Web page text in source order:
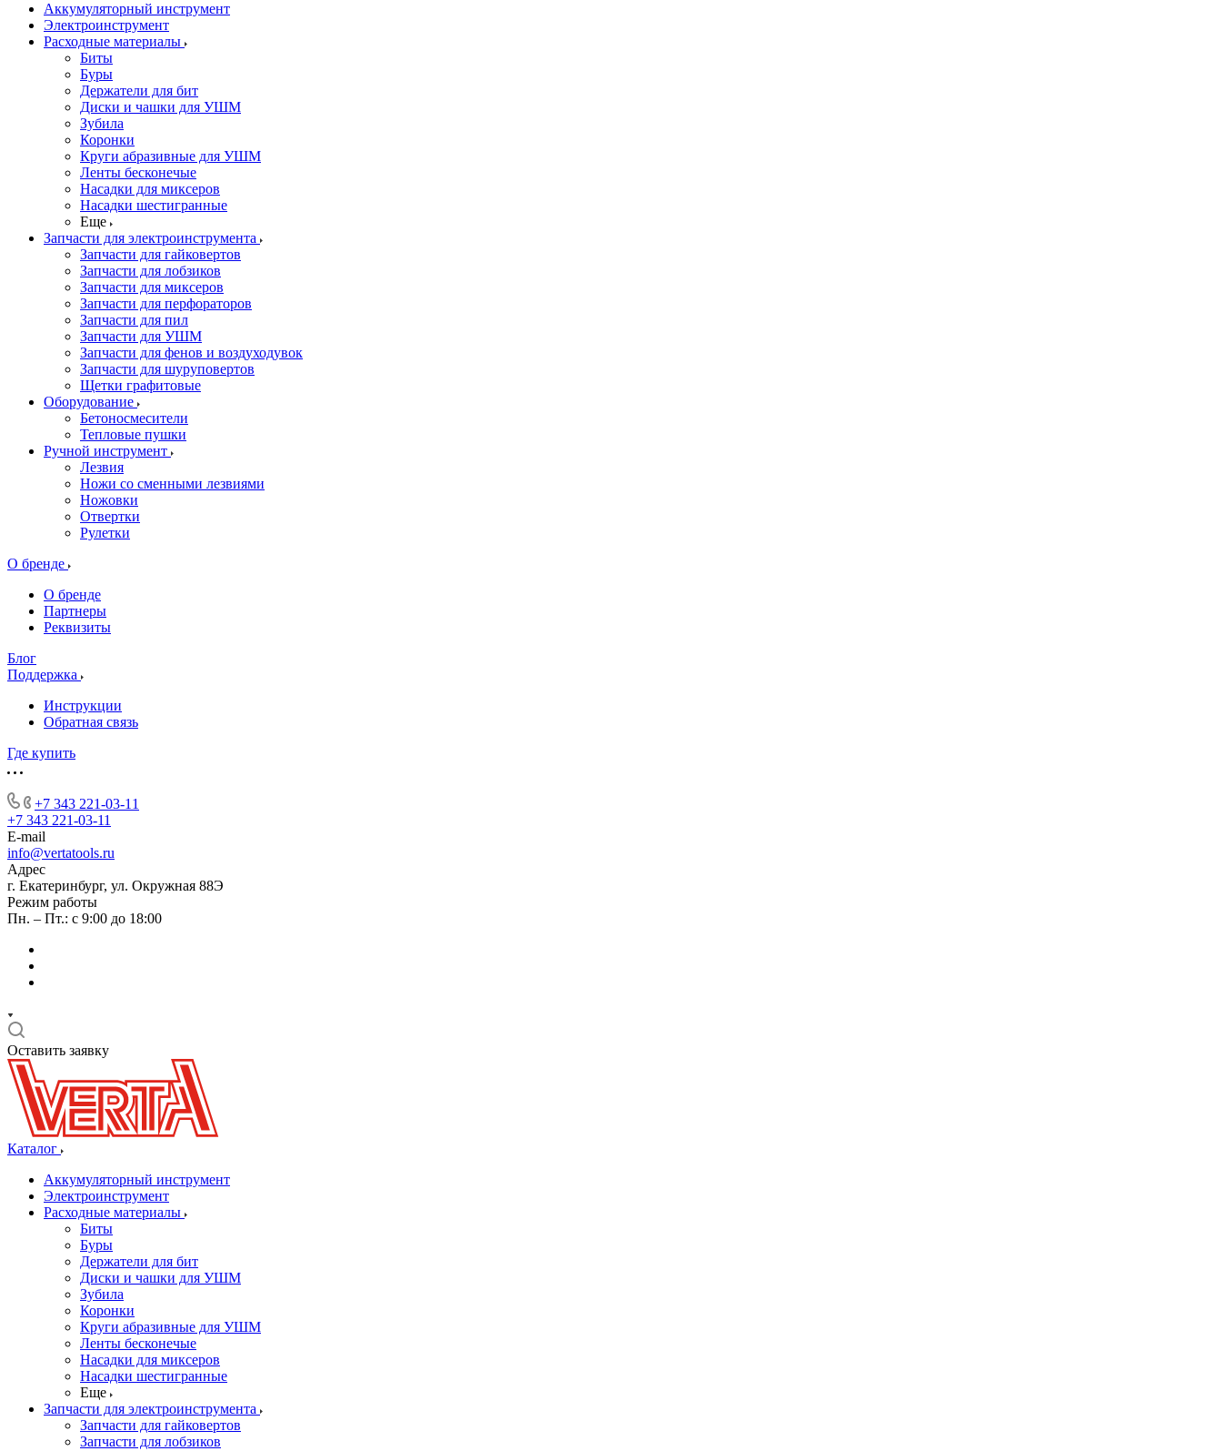
Аккумуляторный инструмент
Электроинструмент
Расходные материалы
Биты
Буры
Держатели для бит
Диски и чашки для УШМ
Зубила
Коронки
Круги абразивные для УШМ
Ленты бесконечые
Насадки для миксеров
Насадки шестигранные
Еще
Запчасти для электроинструмента
Запчасти для гайковертов
Запчасти для лобзиков
Запчасти для миксеров
Запчасти для перфораторов
Запчасти для пил
Запчасти для УШМ
Запчасти для фенов и воздуходувок
Запчасти для шуруповертов
Щетки графитовые
Оборудование
Бетоносмесители
Тепловые пушки
Ручной инструмент
Лезвия
Ножи со сменными лезвиями
Ножовки
Отвертки
Рулетки
О бренде
О бренде
Партнеры
Реквизиты
Блог
Поддержка
Инструкции
Обратная связь
Где купить
+7 343 221-03-11
+7 343 221-03-11
E-mail
info@vertatools.ru
Адрес
г. Екатеринбург, ул. Окружная 88Э
Режим работы
Пн. – Пт.: с 9:00 до 18:00
Оставить заявку
Каталог
Аккумуляторный инструмент
Электроинструмент
Расходные материалы
Биты
Буры
Держатели для бит
Диски и чашки для УШМ
Зубила
Коронки
Круги абразивные для УШМ
Ленты бесконечые
Насадки для миксеров
Насадки шестигранные
Еще
Запчасти для электроинструмента
Запчасти для гайковертов
Запчасти для лобзиков